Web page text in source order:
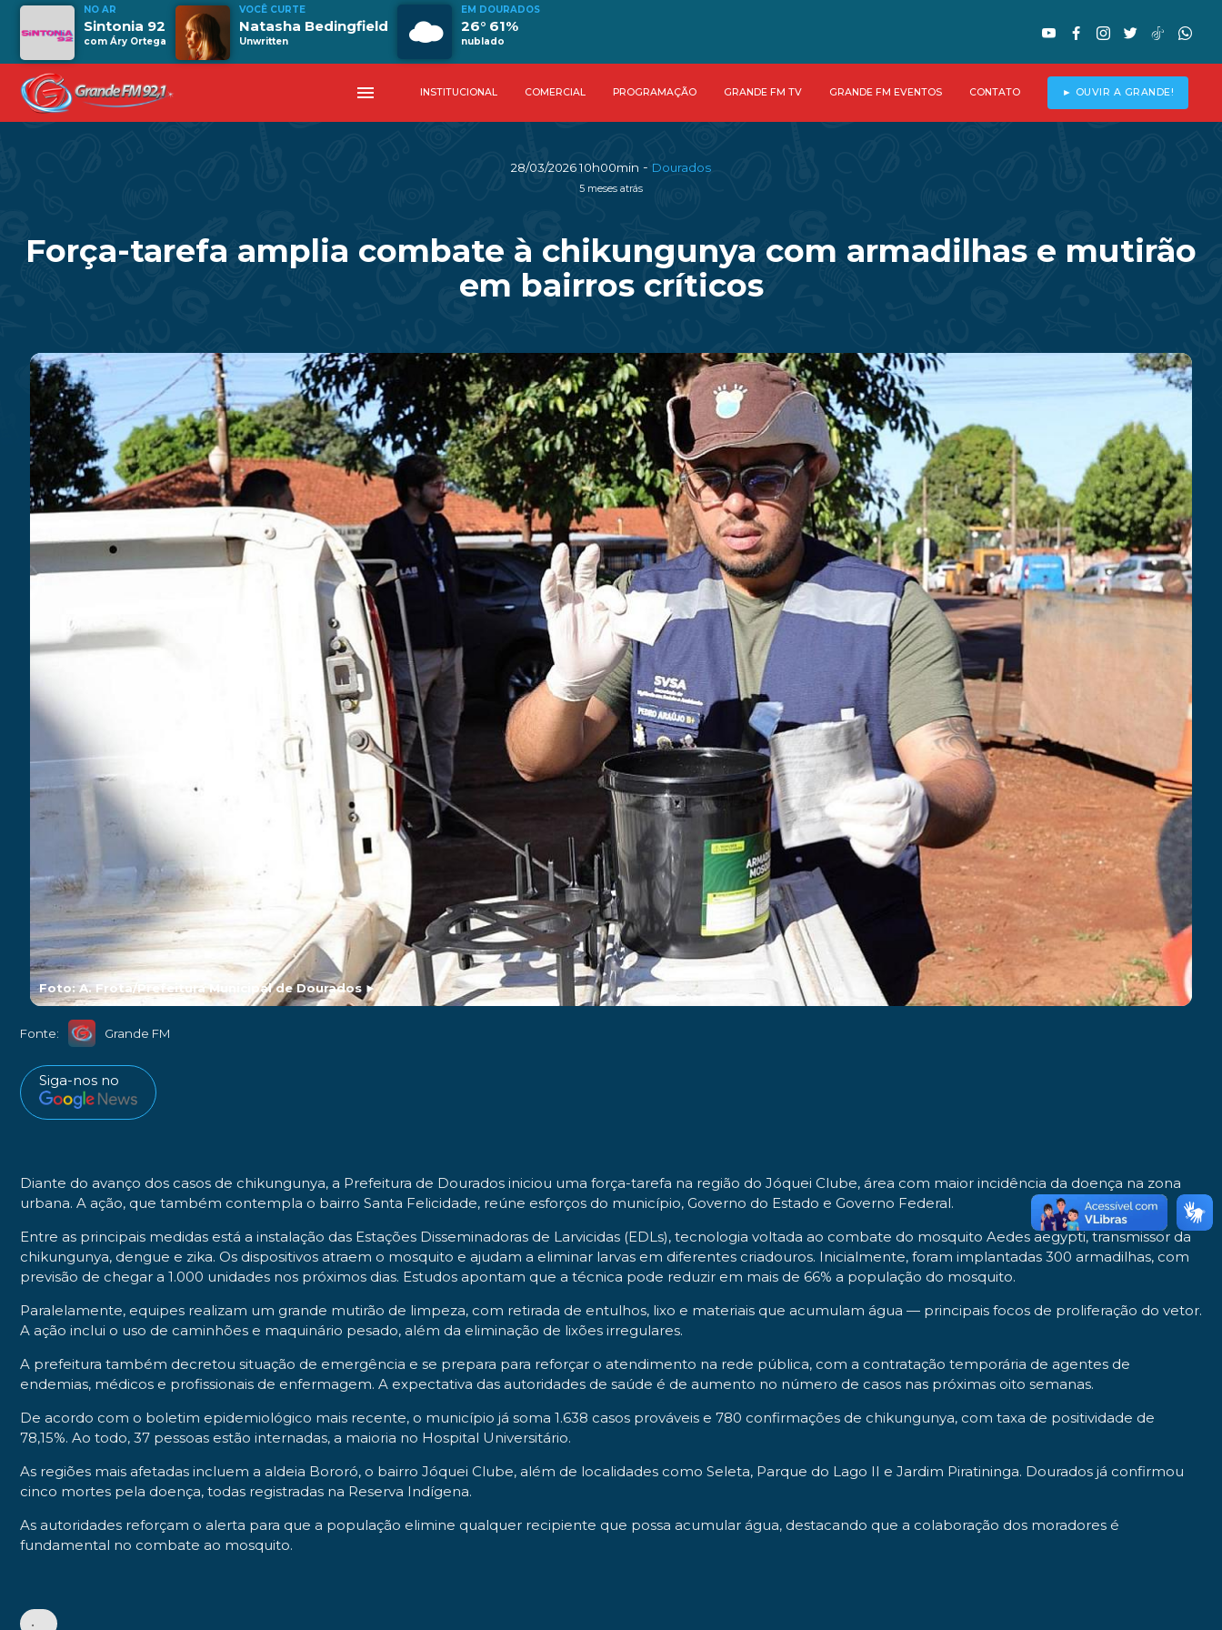
NO AR
Sintonia 92
com Áry Ortega
VOCÊ CURTE
Natasha Bedingfield
Unwritten
EM DOURADOS
26° 61%
nublado
menu INSTITUCIONAL COMERCIAL PROGRAMAÇÃO GRANDE FM TV GRANDE FM EVENTOS CONTATO ► OUVIR A GRANDE!
28/03/2026 10h00min - Dourados
5 meses atrás
Força-tarefa amplia combate à chikungunya com armadilhas e mutirão
em bairros críticos
Foto: A. Frota/Prefeitura Municipal de Dourados ►
Fonte: Grande FM
Siga-nos no
Diante do avanço dos casos de chikungunya, a Prefeitura de Dourados iniciou uma força-tarefa na região do Jóquei Clube, área com maior incidência da doença na zona
urbana. A ação, que também contempla o bairro Santa Felicidade, reúne esforços do município, Governo do Estado e Governo Federal.
Entre as principais medidas está a instalação das Estações Disseminadoras de Larvicidas (EDLs), tecnologia voltada ao combate do mosquito Aedes aegypti, transmissor da
chikungunya, dengue e zika. Os dispositivos atraem o mosquito e ajudam a eliminar larvas em diferentes criadouros. Inicialmente, foram implantadas 300 armadilhas, com
previsão de chegar a 1.000 unidades nos próximos dias. Estudos apontam que a técnica pode reduzir em mais de 66% a população do mosquito.
Paralelamente, equipes realizam um grande mutirão de limpeza, com retirada de entulhos, lixo e materiais que acumulam água — principais focos de proliferação do vetor.
A ação inclui o uso de caminhões e maquinário pesado, além da eliminação de lixões irregulares.
A prefeitura também decretou situação de emergência e se prepara para reforçar o atendimento na rede pública, com a contratação temporária de agentes de
endemias, médicos e profissionais de enfermagem. A expectativa das autoridades de saúde é de aumento no número de casos nas próximas oito semanas.
De acordo com o boletim epidemiológico mais recente, o município já soma 1.638 casos prováveis e 780 confirmações de chikungunya, com taxa de positividade de
78,15%. Ao todo, 37 pessoas estão internadas, a maioria no Hospital Universitário.
As regiões mais afetadas incluem a aldeia Bororó, o bairro Jóquei Clube, além de localidades como Seleta, Parque do Lago II e Jardim Piratininga. Dourados já confirmou
cinco mortes pela doença, todas registradas na Reserva Indígena.
As autoridades reforçam o alerta para que a população elimine qualquer recipiente que possa acumular água, destacando que a colaboração dos moradores é
fundamental no combate ao mosquito.
•